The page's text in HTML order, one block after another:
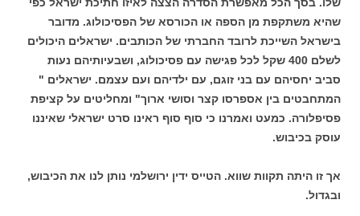
שלו. בסך הכל מאפשרת הסדרה הצצה לאיזו חתיכת ישראל כפי
שהיא משתקפת מן הספה או הכורסא של הפסיכולוג. מדובר
בישראל השייכת לרובד החברתי של הכותבים. ישראלים היכולים
לשלם 400 שקל לכל פגישה עם פסיכולוג, ושבעיותיהם נעות
סביב יחסיהם עם בני זוגם, עם ילדיהם ועם עצמם. ישראלים "
המתחבטים בין אספרסו קצר וסושי ארוך" ומחליטים על קציפת
פסיפלורה. כמעט ואמרנו כי סוף סוף ראינו סרט ישראלי שאיננו
עוסק בכיבוש.
אך זו היתה תקוות שווא. הטייס ידין ירושלמי נותן לנו את הכיבוש,
ובגדול.